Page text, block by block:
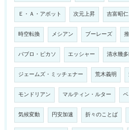
Ｅ・Ａ・アボット 次元上昇 吉富昭仁
時空転換 メシアン ブーレーズ
パブロ・ピカソ エッシャー 清水幾
ジェームズ・ミッチェナー 荒木義明
モンドリアン マルティン・ルター
気候変動 円安加速 折々のことば